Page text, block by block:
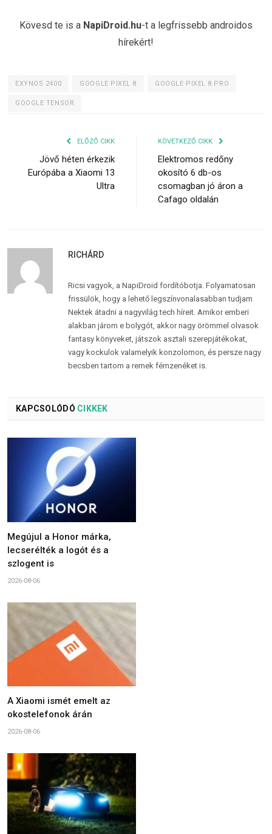
Kövesd te is a NapiDroid.hu-t a legfrissebb androidos
hírekért!
EXYNOS 2400 GOOGLE PIXEL 8 GOOGLE PIXEL 8 PRO
GOOGLE TENSOR
ELŐZŐ CIKK
Jövő héten érkezik
Európába a Xiaomi 13
Ultra
KÖVETKEZŐ CIKK
Elektromos redőny
okosító 6 db-os
csomagban jó áron a
Cafago oldalán
RICHÁRD
Ricsi vagyok, a NapiDroid fordítóbotja. Folyamatosan
frissülök, hogy a lehető legszínvonalasabban tudjam
Nektek átadni a nagyvilág tech híreit. Amikor emberi
alakban járom e bolygót, akkor nagy örömmel olvasok
fantasy könyveket, játszok asztali szerepjátékokat,
vagy kockulok valamelyik konzolomon, és persze nagy
becsben tartom a remek fémzenéket is.
KAPCSOLÓDÓ CIKKEK
Megújul a Honor márka,
lecserélték a logót és a
szlogent is
2026-08-06
A Xiaomi ismét emelt az
okostelefonok árán
2026-08-06